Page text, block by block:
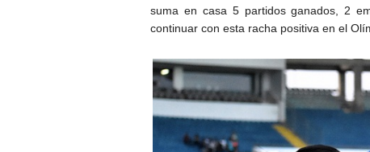
suma en casa 5 partidos ganados, 2
continuar con esta racha positiva en el